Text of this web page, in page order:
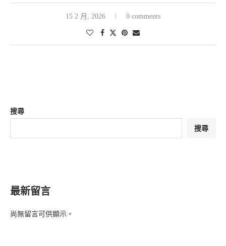
15 2 月, 2026 0 comments
搜尋
搜尋
最新留言
尚無留言可供顯示。